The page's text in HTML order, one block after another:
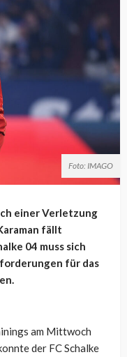
Foto: IMAGO
einer Verletzung
fällt
04 muss sich
für das
am Mittwoch
der FC Schalke